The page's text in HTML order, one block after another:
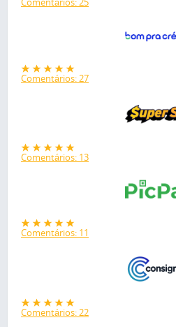
Comentários: 27
Comentários: 13
Comentários: 11
Comentários: 22